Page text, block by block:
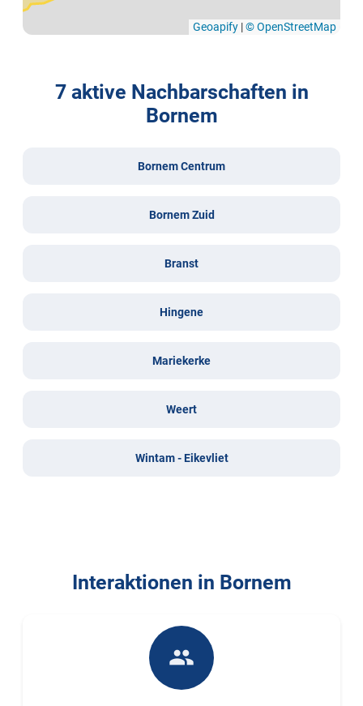
Geoapify |© OpenStreetMap
7 aktive Nachbarschaften in
Bornem
Bornem Centrum
Bornem Zuid
Branst
Hingene
Mariekerke
Weert
Wintam - Eikevliet
Interaktionen in Bornem
people